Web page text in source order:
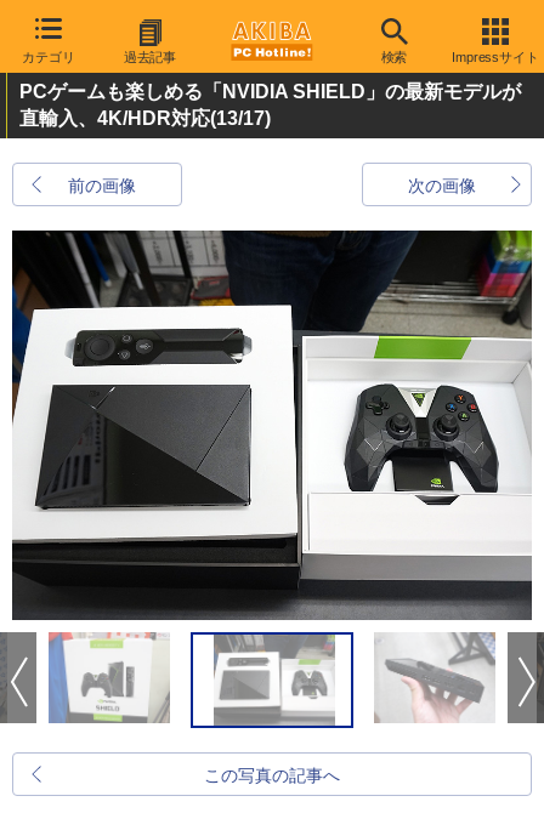
カテゴリ 過去記事 検索 Impressサイト
PCゲームも楽しめる「NVIDIA SHIELD」の最新モデルが
直輸入、4K/HDR対応(13/17)
前の画像 次の画像
この写真の記事へ